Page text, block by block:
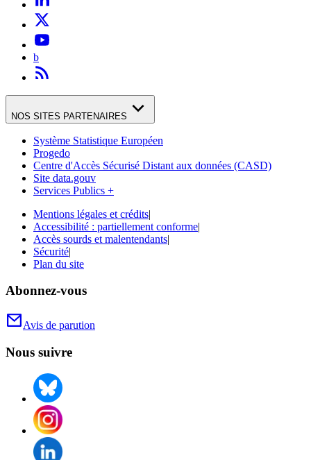
b
NOS SITES PARTENAIRES
Système Statistique Européen
Progedo
Centre d'Accès Sécurisé Distant aux données (CASD)
Site data.gouv
Services Publics +
Mentions légales et crédits|
Accessibilité : partiellement conforme|
Accès sourds et malentendants|
Sécurité|
Plan du site
Abonnez-vous
Avis de parution
Nous suivre